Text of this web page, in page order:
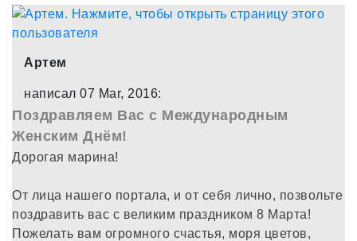
Артем
написал 07 Mar, 2016:
Поздравляем Вас с Международным
Женским Днём!
Дорогая марина!
От лица нашего портала, и от себя лично, позвольте
поздравить вас с великим праздником 8 Марта!
Пожелать вам огромного счастья, моря цветов,